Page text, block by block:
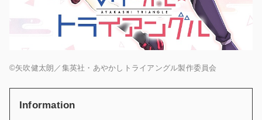
©矢吹健太朗／集英社・あやかしトライアングル製作委員会
Information